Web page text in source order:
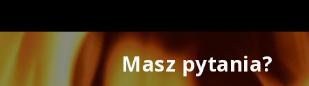
Masz pytania?